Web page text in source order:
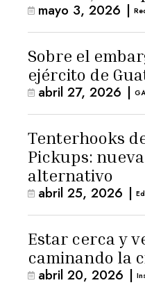
para la
mayo 3, 2026 |
Sobre el
ejército de
abril 27, 2026 |
Tenterhooks
Pickups:
alternativo
abril 25, 2026 |
Estar cerca y
caminando la
abril 20, 2026 |